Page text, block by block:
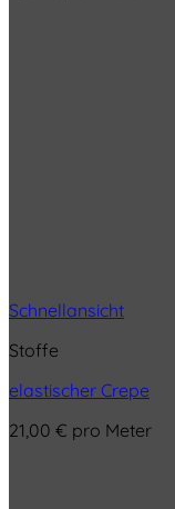
Schnellansicht
Stoffe
elastischer Crepe
21,00 € pro Meter